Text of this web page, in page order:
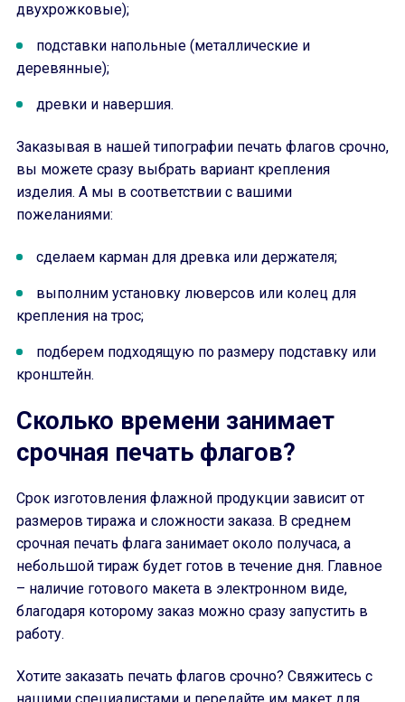
двухрожковые);
подставки напольные (металлические и
деревянные);
древки и навершия.
Заказывая в нашей типографии печать флагов срочно,
вы можете сразу выбрать вариант крепления
изделия. А мы в соответствии с вашими
пожеланиями:
сделаем карман для древка или держателя;
выполним установку люверсов или колец для
крепления на трос;
подберем подходящую по размеру подставку или
кронштейн.
Сколько времени занимает
срочная печать флагов?
Срок изготовления флажной продукции зависит от
размеров тиража и сложности заказа. В среднем
срочная печать флага занимает около получаса, а
небольшой тираж будет готов в течение дня. Главное
– наличие готового макета в электронном виде,
благодаря которому заказ можно сразу запустить в
работу.
Хотите заказать печать флагов срочно? Свяжитесь с